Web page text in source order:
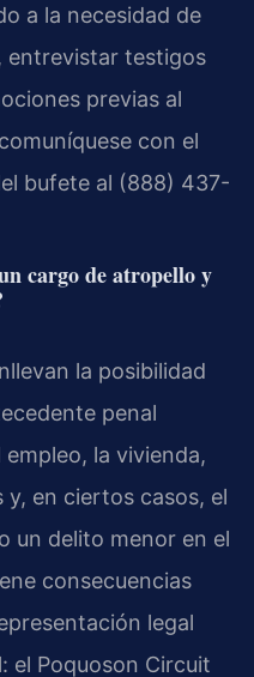
a la necesidad de
entrevistar testigos
previas al
con el
bufete al (888) 437-
cargo de atropello y
la posibilidad
penal
la vivienda,
y, en ciertos casos, el
un delito menor en el
consecuencias
legal
el Poquoson Circuit